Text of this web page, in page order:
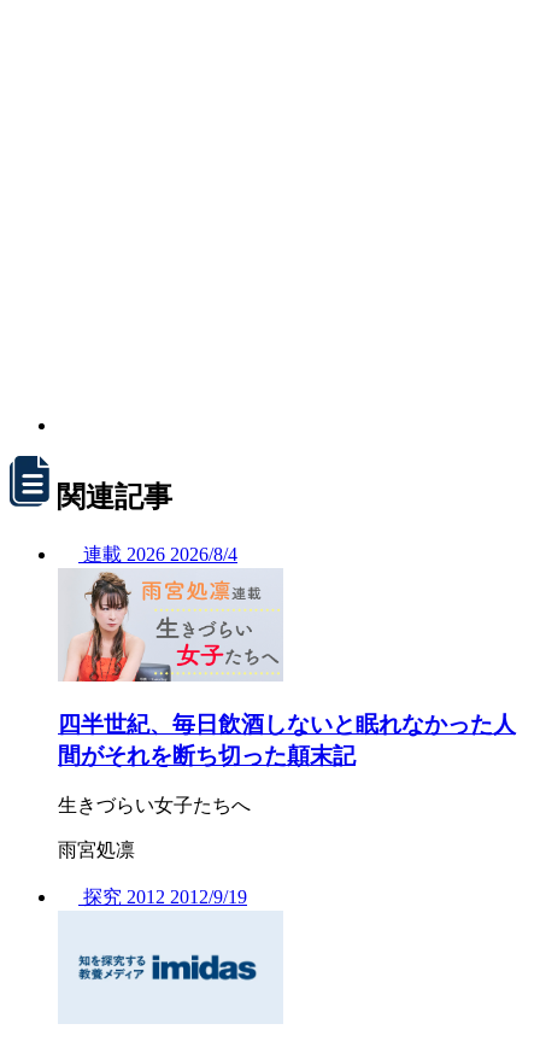
関連記事
連載 2026 2026/8/4
四半世紀、毎日飲酒しないと眠れなかった人
間がそれを断ち切った顛末記
生きづらい女子たちへ
雨宮処凛
探究 2012 2012/9/19